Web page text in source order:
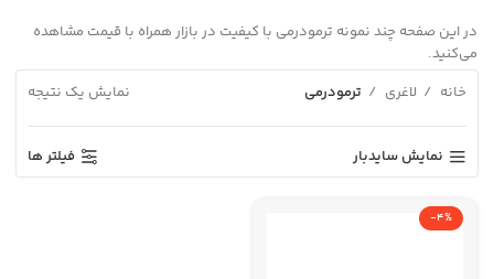
در این صفحه چند نمونه ترمودرمی با کیفیت در بازار همراه با قیمت مشاهده
می‌کنید.
خانه
لاغری ترمودرمی نمایش یک نتیجه
نمایش سایدبار فیلتر ها
-4%